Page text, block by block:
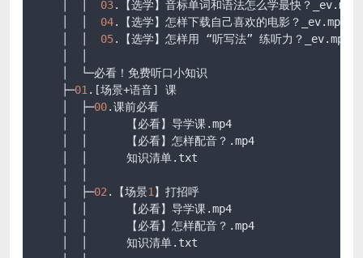
03.【选学】音标单词和语法怎么学最快？_ev.mp4
04.【选学】怎样下载自己喜欢的电影？_ev.mp4
05.【选学】怎样用 “听写法” 练听力？_ev.mp4
    │  └─必看！免费听口小知识
    ├─
01. [场景+语音]
课
    │  ├─
00.课前必看
    │  │      【必看】导学课
.mp4
    │  │      【必看】怎样配音？
.mp4
    │  │      知识清单
.txt
    │  ├─
02.【场景1】打招呼
    │  │      【必看】导学课
.mp4
    │  │      【必看】怎样配音？
.mp4
    │  │      知识清单
.txt